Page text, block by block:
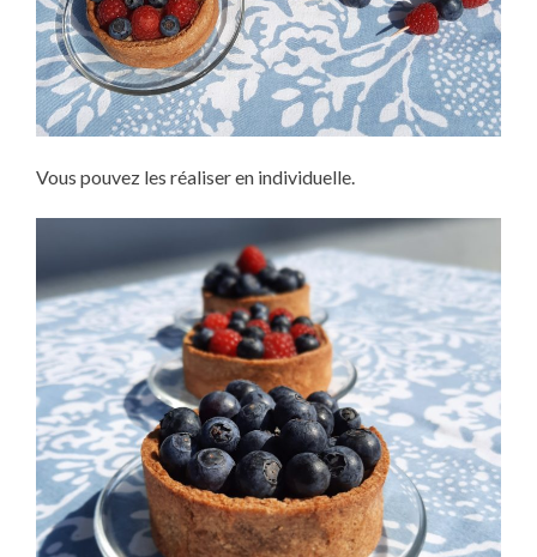
Vous pouvez les réaliser en individuelle.